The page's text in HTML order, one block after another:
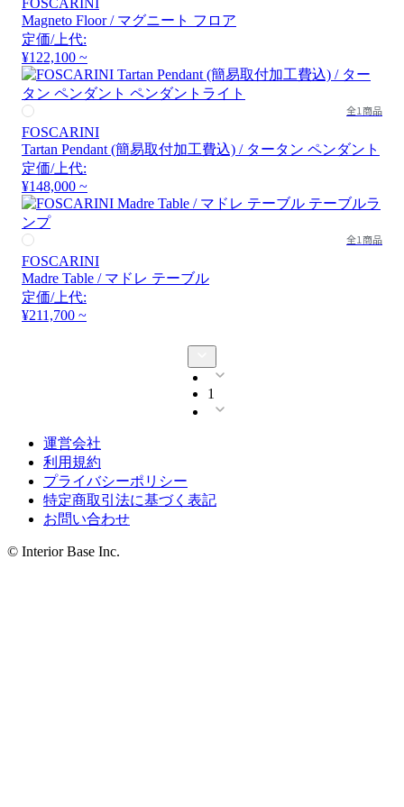
FOSCARINI
Magneto Floor / マグニート フロア
定価/上代:
¥122,100 ~
全1商品
FOSCARINI
Tartan Pendant (簡易取付加工費込) / タータン ペンダント
定価/上代:
¥148,000 ~
全1商品
FOSCARINI
Madre Table / マドレ テーブル
定価/上代:
¥211,700 ~
1
運営会社
利用規約
プライバシーポリシー
特定商取引法に基づく表記
お問い合わせ
© Interior Base Inc.